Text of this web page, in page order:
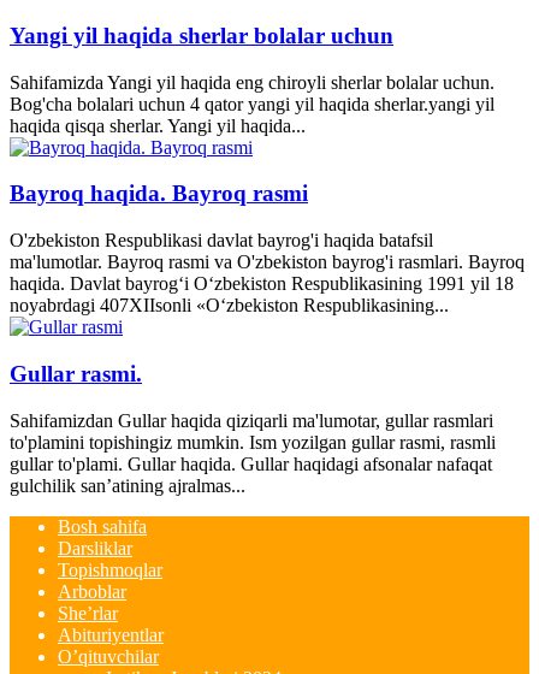
Yangi yil haqida sherlar bolalar uchun
Sahifamizda Yangi yil haqida eng chiroyli sherlar bolalar uchun.
Bog'cha bolalari uchun 4 qator yangi yil haqida sherlar.yangi yil
haqida qisqa sherlar. Yangi yil haqida...
Bayroq haqida. Bayroq rasmi
O'zbekiston Respublikasi davlat bayrog'i haqida batafsil
ma'lumotlar. Bayroq rasmi va O'zbekiston bayrog'i rasmlari. Bayroq
haqida. Davlat bayrog‘i O‘zbekiston Respublikasining 1991 yil 18
noyabrdagi 407­XII­sonli «O‘zbekiston Respublikasining...
Gullar rasmi.
Sahifamizdan Gullar haqida qiziqarli ma'lumotar, gullar rasmlari
to'plamini topishingiz mumkin. Ism yozilgan gullar rasmi, rasmli
gullar to'plami. Gullar haqida. Gullar haqidagi afsonalar nafaqat
gulchilik san’atining ajralmas...
Bosh sahifa
Darsliklar
Topishmoqlar
Arboblar
She’rlar
Abituriyentlar
O’qituvchilar